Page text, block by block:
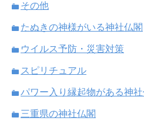
その他
たぬきの神様がいる神社仏閣
ウイルス予防・災害対策
スピリチュアル
パワー入り縁起物がある神社
三重県の神社仏閣